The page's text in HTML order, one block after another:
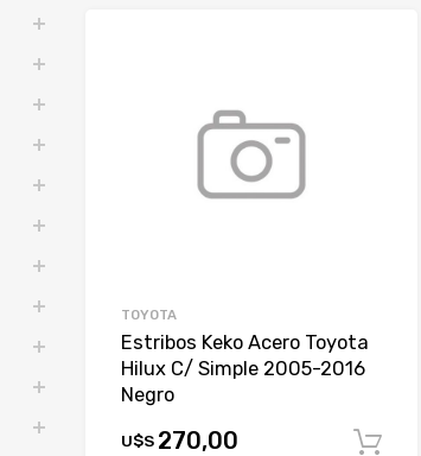
TOYOTA
Estribos Keko Acero Toyota
Hilux C/ Simple 2005-2016
Negro
U$S 270,00